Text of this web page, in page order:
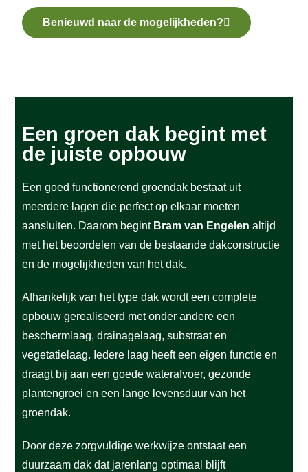
Benieuwd naar de mogelijkheden?
Een groen dak begint met
de juiste opbouw
Een goed functionerend groendak bestaat uit
meerdere lagen die perfect op elkaar moeten
aansluiten. Daarom begint Bram van Engelen altijd
met het beoordelen van de bestaande dakconstructie
en de mogelijkheden van het dak.
Afhankelijk van het type dak wordt een complete
opbouw gerealiseerd met onder andere een
beschermlaag, drainagelaag, substraat en
vegetatielaag. Iedere laag heeft een eigen functie en
draagt bij aan een goede waterafvoer, gezonde
plantengroei en een lange levensduur van het
groendak.
Door deze zorgvuldige werkwijze ontstaat een
duurzaam dak dat jarenlang optimaal blijft